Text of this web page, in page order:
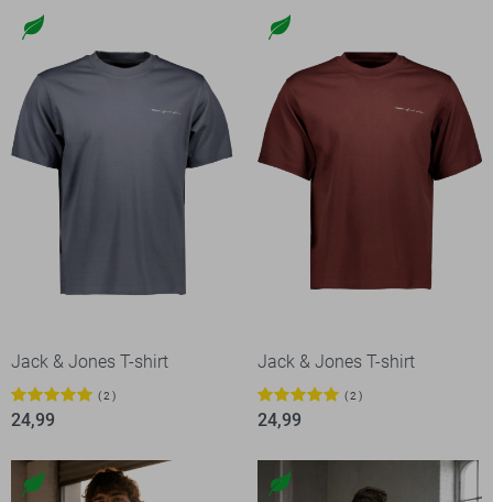
Jack & Jones T-shirt
2
24,99
Jack & Jones T-shirt
2
24,99